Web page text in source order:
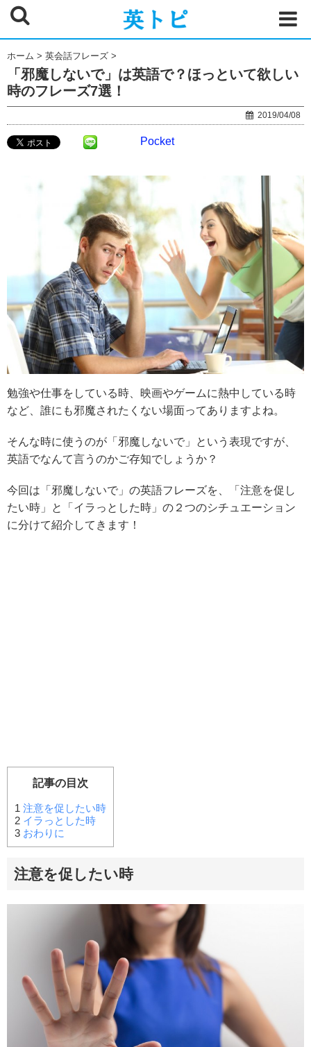
ホーム > 英会話フレーズ >
「邪魔しないで」は英語で？ほっといて欲しい
時のフレーズ7選！
2019/04/08
Pocket
勉強や仕事をしている時、映画やゲームに熱中している時
など、誰にも邪魔されたくない場面ってありますよね。
そんな時に使うのが「邪魔しないで」という表現ですが、
英語でなんて言うのかご存知でしょうか？
今回は「邪魔しないで」の英語フレーズを、「注意を促し
たい時」と「イラっとした時」の２つのシチュエーション
に分けて紹介してきます！
記事の目次
1 注意を促したい時
2 イラっとした時
3 おわりに
注意を促したい時